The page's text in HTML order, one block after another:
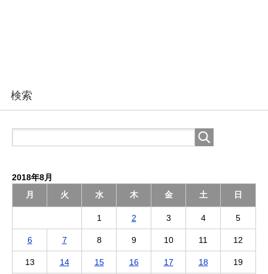
検索
2018年8月
月
火 水 木 金 土 日
1 2 3 4 5
6 7 8 9 10 11 12
13 14 15 16 17 18 19